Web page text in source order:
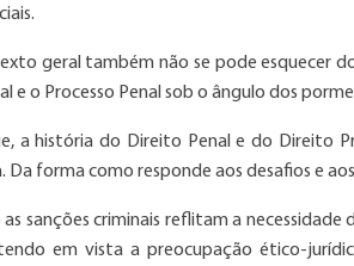
geral também não se pode esquecer
e o Processo Penal sob o ângulo dos
a história do Direito Penal e do Direito
Da forma como responde aos desafios e
sanções criminais reflitam a
em vista a preocupação ético-